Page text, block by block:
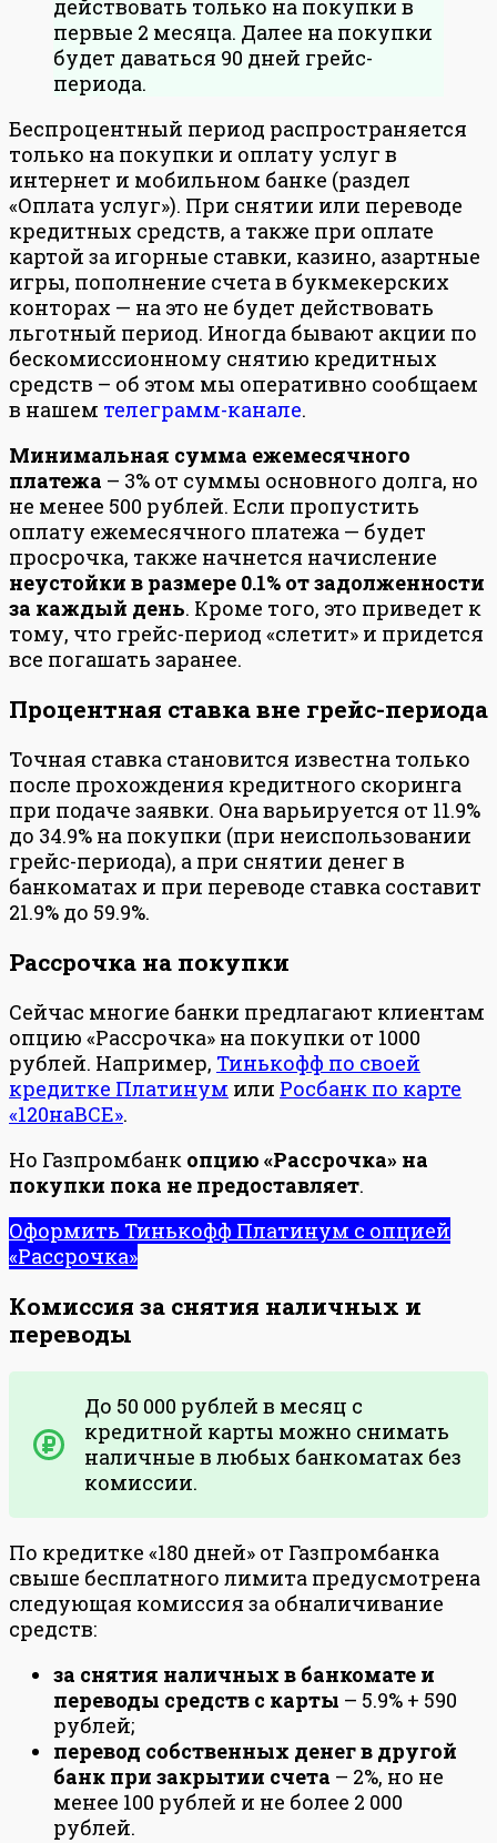
действовать только на покупки в
первые 2 месяца. Далее на покупки
будет даваться 90 дней грейс-
периода.
Беспроцентный период распространяется
только на покупки и оплату услуг в
интернет и мобильном банке (раздел
«Оплата услуг»). При снятии или переводе
кредитных средств, а также при оплате
картой за игорные ставки, казино, азартные
игры, пополнение счета в букмекерских
конторах — на это не будет действовать
льготный период. Иногда бывают акции по
бескомиссионному снятию кредитных
средств – об этом мы оперативно сообщаем
в нашем телеграмм-канале.
Минимальная сумма ежемесячного
платежа – 3% от суммы основного долга, но
не менее 500 рублей. Если пропустить
оплату ежемесячного платежа — будет
просрочка, также начнется начисление
неустойки в размере 0.1% от задолженности
за каждый день. Кроме того, это приведет к
тому, что грейс-период «слетит» и придется
все погашать заранее.
Процентная ставка вне грейс-периода
Точная ставка становится известна только
после прохождения кредитного скоринга
при подаче заявки. Она варьируется от 11.9%
до 34.9% на покупки (при неиспользовании
грейс-периода), а при снятии денег в
банкоматах и при переводе ставка составит
21.9% до 59.9%.
Рассрочка на покупки
Сейчас многие банки предлагают клиентам
опцию «Рассрочка» на покупки от 1000
рублей. Например, Тинькофф по своей
кредитке Платинум или Росбанк по карте
«120наВСЕ».
Но Газпромбанк опцию «Рассрочка» на
покупки пока не предоставляет.
Оформить Тинькофф Платинум с опцией
«Рассрочка»
Комиссия за снятия наличных и
переводы
До 50 000 рублей в месяц с
кредитной карты можно снимать
наличные в любых банкоматах без
комиссии.
По кредитке «180 дней» от Газпромбанка
свыше бесплатного лимита предусмотрена
следующая комиссия за обналичивание
средств:
за снятия наличных в банкомате и
переводы средств с карты – 5.9% + 590
рублей;
перевод собственных денег в другой
банк при закрытии счета – 2%, но не
менее 100 рублей и не более 2 000
рублей.